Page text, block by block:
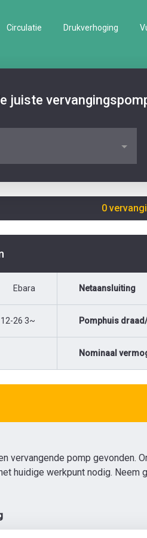
Circulatie Drukverhoging
juiste
0
Ebara
12-26 3~
Netaansluiting
Pomphuis
Nominaal
vervangende pomp gevonden.
huidige werkpunt nodig. Neem